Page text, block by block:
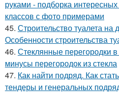
руками - подборка
классов с фото примерами
45. Строительство туалета на
Особенности строительства
46. Стеклянные перегородки
минусы перегородок из стекла
47. Как найти подряд. Как
тендеры и генеральных